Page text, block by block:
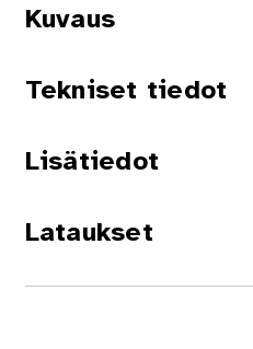
Kuvaus
Tekniset tiedot
Lisätiedot
Lataukset